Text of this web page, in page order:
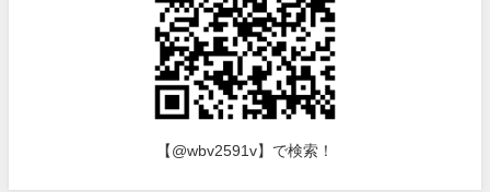
【@wbv2591v】で検索！